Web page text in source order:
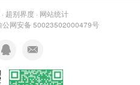
超别界度· 网站统计
公网安备 50023502000479号